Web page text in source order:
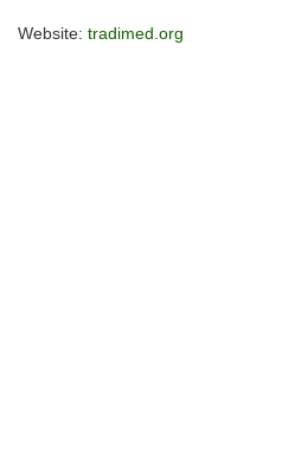
Website: tradimed.org